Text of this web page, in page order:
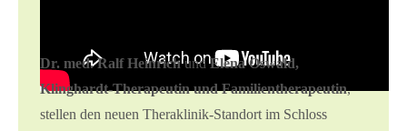
Dr. med. Ralf HeinrichundElena Oswald,
Klinghardt-Therapeutin und Familientherapeutin,
stellen den neuen Theraklinik-Standort im Schloss